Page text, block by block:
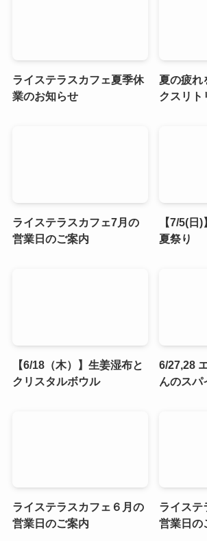
ライステラスカフェ夏季休
業のお知らせ
夏の疲れ
クスリト
ライステラスカフェ7月の
営業日のご案内
【7/5(日
夏祭り
【6/18（木）】生姜湿布と
クリスタルボウル
6/27,28
んのスパ
ライステラスカフェ６月の
営業日のご案内
ライステ
営業日の